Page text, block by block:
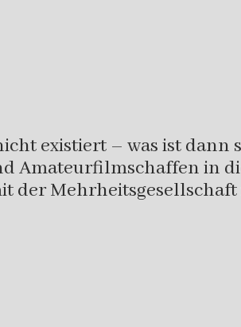
existiert – was ist dann
Amateurfilmschaffen in
der